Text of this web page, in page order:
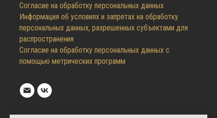
Согласие на обработку персональных данных
Информация об условиях и запретах на обработку
персональных данных, разрешенных субъектами для
распространения
Согласие на обработку персональных данных с
помощью метрических программ